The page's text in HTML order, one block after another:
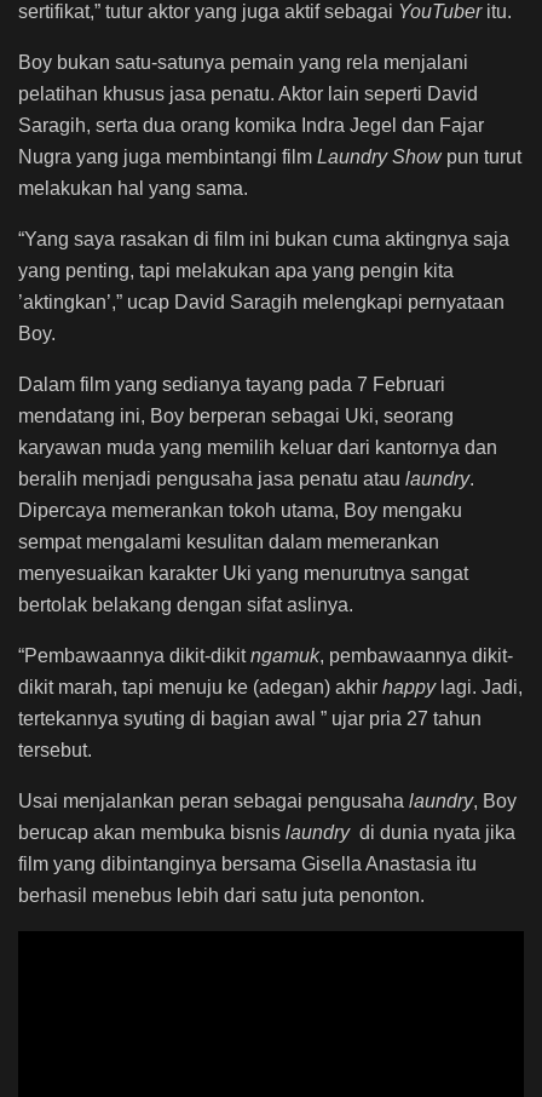
sertifikat,” tutur aktor yang juga aktif sebagai YouTuber itu.
Boy bukan satu-satunya pemain yang rela menjalani
pelatihan khusus jasa penatu. Aktor lain seperti David
Saragih, serta dua orang komika Indra Jegel dan Fajar
Nugra yang juga membintangi film Laundry Showpun turut
melakukan hal yang sama.
“Yang saya rasakan di film ini bukan cuma aktingnya saja
yang penting, tapi melakukan apa yang pengin kita
’aktingkan’,” ucap David Saragih melengkapi pernyataan
Boy.
Dalam film yang sedianya tayang pada 7 Februari
mendatang ini, Boy berperan sebagai Uki, seorang
karyawan muda yang memilih keluar dari kantornya dan
beralih menjadi pengusaha jasa penatu atau laundry.
Dipercaya memerankan tokoh utama, Boy mengaku
sempat mengalami kesulitan dalam memerankan
menyesuaikan karakter Uki yang menurutnya sangat
bertolak belakang dengan sifat aslinya.
“Pembawaannya dikit-dikitngamuk, pembawaannya dikit-
dikit marah, tapi menuju ke (adegan) akhir happylagi. Jadi,
tertekannya syuting di bagian awal ” ujar pria 27 tahun
tersebut.
Usai menjalankan peran sebagai pengusaha laundry, Boy
berucap akan membuka bisnis laundry di dunia nyata jika
film yang dibintanginya bersama Gisella Anastasia itu
berhasil menebus lebih dari satu juta penonton.